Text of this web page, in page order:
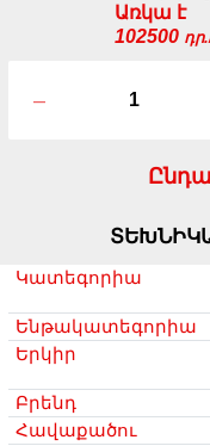
Առկա է
102500
–
Կատեգորիա
Ենթակատեգորիա
Երկիր
Բրենդ
Հավաքածու